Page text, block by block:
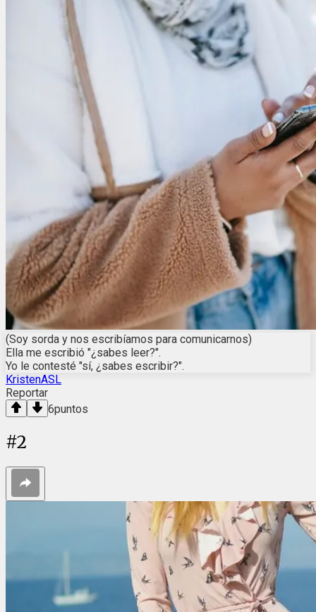
(Soy sorda y nos escribíamos para comunicarnos)
Ella me escribió "¿sabes leer?".
Yo le contesté "sí, ¿sabes escribir?".
KristenASL
Reportar
6puntos
#2